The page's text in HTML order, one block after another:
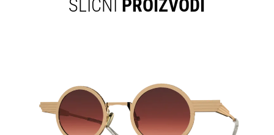
SLIČNI PROIZVODI